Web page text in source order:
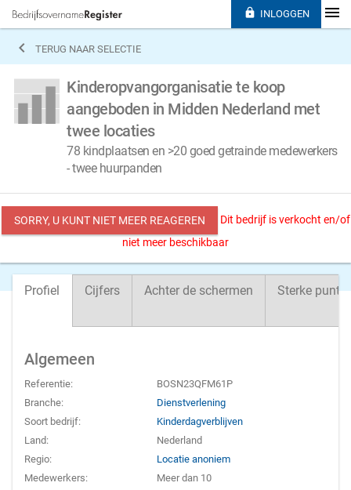
 TERUG NAAR SELECTIE
Kinderopvangorganisatie te koop
aangeboden in Midden Nederland met
twee locaties
78 kindplaatsen en >20 goed getrainde medewerkers
- twee huurpanden
SORRY, U KUNT NIET MEER REAGEREN
Dit bedrijf is verkocht en/of
niet meer beschikbaar
Profiel Cijfers Achter de schermen Sterke
Algemeen
Referentie:
BOSN23QFM61P
Branche:
Dienstverlening
Soort bedrijf:
Kinderdagverblijven
Land:
Nederland
Regio:
Locatie anoniem
Medewerkers:
Meer dan 10
 INLOGGEN